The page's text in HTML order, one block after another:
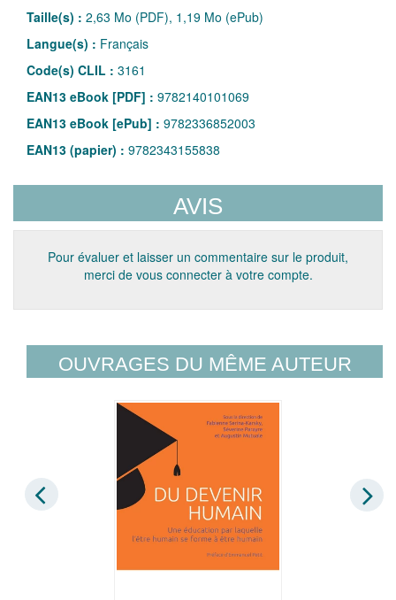
Taille(s) : 2,63 Mo (PDF), 1,19 Mo (ePub)
Langue(s) : Français
Code(s) CLIL : 3161
EAN13 eBook [PDF] : 9782140101069
EAN13 eBook [ePub] : 9782336852003
EAN13 (papier) : 9782343155838
AVIS
Pour évaluer et laisser un commentaire sur le produit,
merci de vous connecter à votre compte.
OUVRAGES DU MÊME AUTEUR